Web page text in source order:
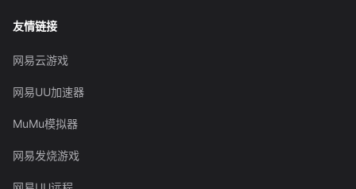
友情链接
网易云游戏
网易UU加速器
MuMu模拟器
网易发烧游戏